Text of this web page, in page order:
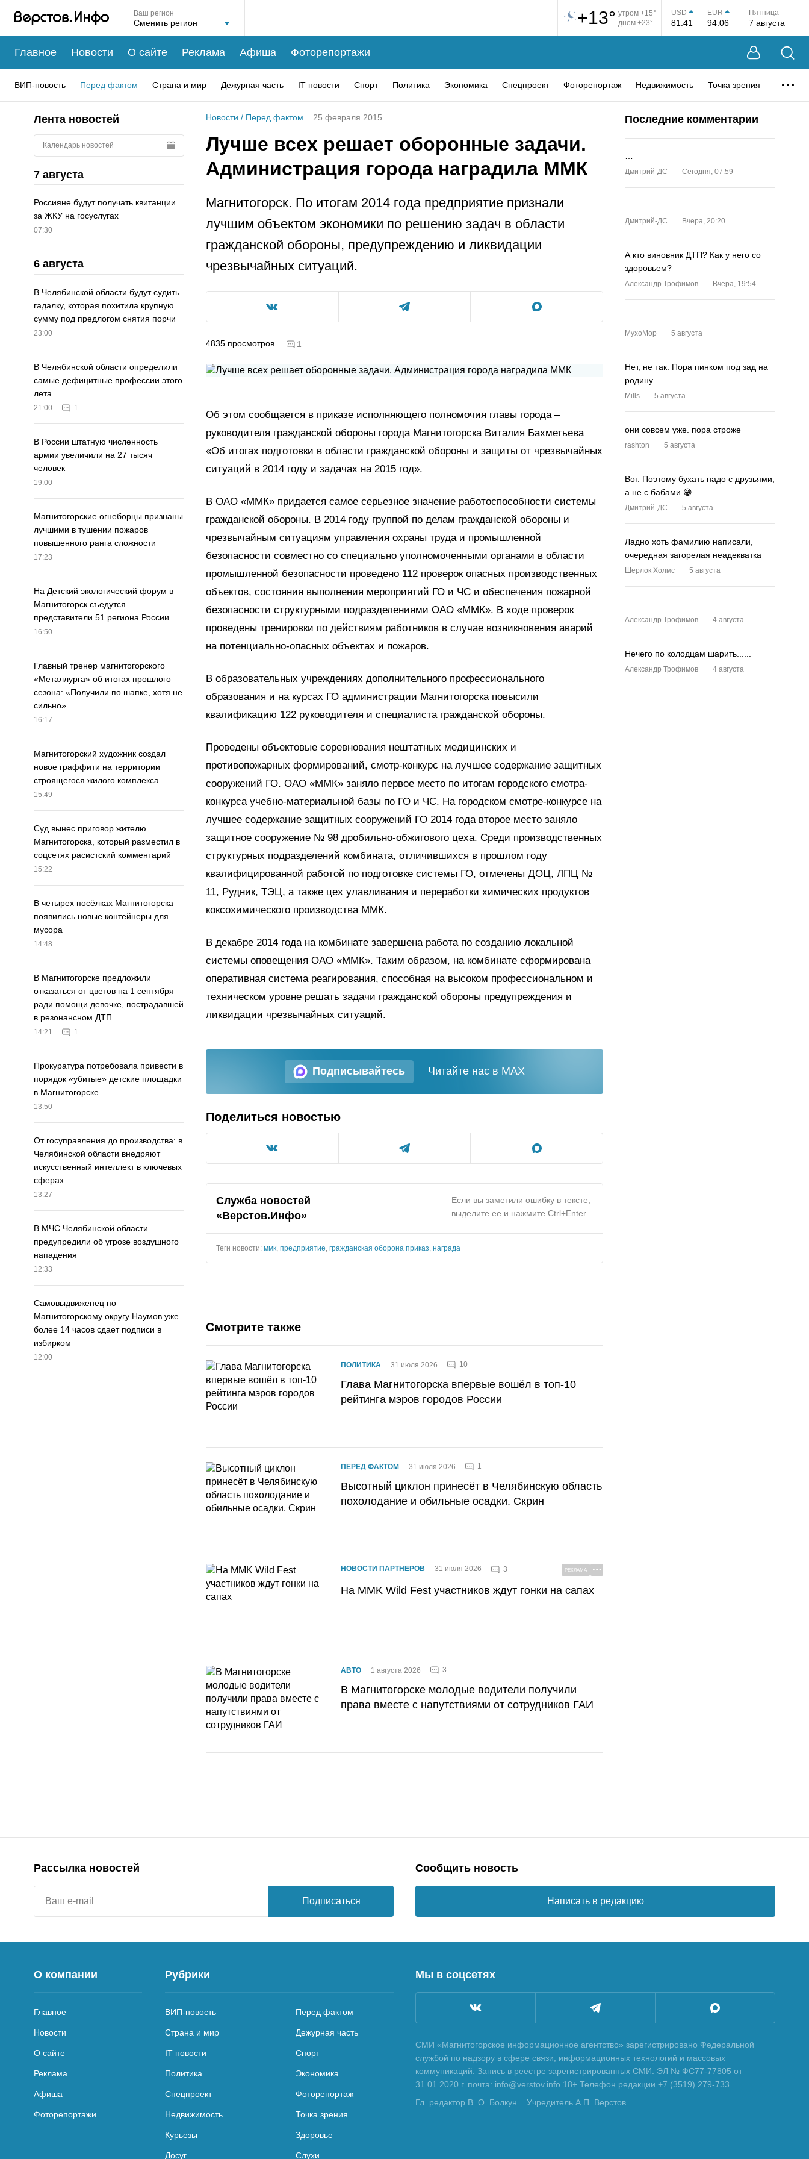
Ваш регион +13° утром +15°
днем +23°
USD
81.41
EUR
94.06
Пятница
7 августа
Главное Новости О сайте Реклама Афиша Фоторепортажи
ВИП-новость Перед фактом Страна и мир Дежурная часть IT новости Спорт Политика Экономика Спецпроект Фоторепортаж Недвижимость Точка зрения
Лента новостей
Календарь новостей
7 августа
Россияне будут получать квитанции
за ЖКУ на госуслугах
07:30
6 августа
В Челябинской области будут судить
гадалку, которая похитила крупную
сумму под предлогом снятия порчи
23:00
В Челябинской области определили
самые дефицитные профессии этого
лета
21:00 1
В России штатную численность
армии увеличили на 27 тысяч
человек
19:00
Магнитогорские огнеборцы признаны
лучшими в тушении пожаров
повышенного ранга сложности
17:23
На Детский экологический форум в
Магнитогорск съедутся
представители 51 региона России
16:50
Главный тренер магнитогорского
«Металлурга» об итогах прошлого
сезона: «Получили по шапке, хотя не
сильно»
16:17
Магнитогорский художник создал
новое граффити на территории
строящегося жилого комплекса
15:49
Суд вынес приговор жителю
Магнитогорска, который разместил в
соцсетях расистский комментарий
15:22
В четырех посёлках Магнитогорска
появились новые контейнеры для
мусора
14:48
В Магнитогорске предложили
отказаться от цветов на 1 сентября
ради помощи девочке, пострадавшей
в резонансном ДТП
14:21 1
Прокуратура потребовала привести в
порядок «убитые» детские площадки
в Магнитогорске
13:50
От госуправления до производства: в
Челябинской области внедряют
искусственный интеллект в ключевых
сферах
13:27
В МЧС Челябинской области
предупредили об угрозе воздушного
нападения
12:33
Самовыдвиженец по
Магнитогорскому округу Наумов уже
более 14 часов сдает подписи в
избирком
12:00
Новости / Перед фактом 25 февраля 2015
Лучше всех решает оборонные задачи.
Администрация города наградила ММК
Магнитогорск. По итогам 2014 года предприятие признали
лучшим объектом экономики по решению задач в области
гражданской обороны, предупреждению и ликвидации
чрезвычайных ситуаций.
4835 просмотров 1
Об этом сообщается в приказе исполняющего полномочия главы города –
руководителя гражданской обороны города Магнитогорска Виталия Бахметьева
«Об итогах подготовки в области гражданской обороны и защиты от чрезвычайных
ситуаций в 2014 году и задачах на 2015 год».
В ОАО «ММК» придается самое серьезное значение работоспособности системы
гражданской обороны. В 2014 году группой по делам гражданской обороны и
чрезвычайным ситуациям управления охраны труда и промышленной
безопасности совместно со специально уполномоченными органами в области
промышленной безопасности проведено 112 проверок опасных производственных
объектов, состояния выполнения мероприятий ГО и ЧС и обеспечения пожарной
безопасности структурными подразделениями ОАО «ММК». В ходе проверок
проведены тренировки по действиям работников в случае возникновения аварий
на потенциально-опасных объектах и пожаров.
В образовательных учреждениях дополнительного профессионального
образования и на курсах ГО администрации Магнитогорска повысили
квалификацию 122 руководителя и специалиста гражданской обороны.
Проведены объектовые соревнования нештатных медицинских и
противопожарных формирований, смотр-конкурс на лучшее содержание защитных
сооружений ГО. ОАО «ММК» заняло первое место по итогам городского смотра-
конкурса учебно-материальной базы по ГО и ЧС. На городском смотре-конкурсе на
лучшее содержание защитных сооружений ГО 2014 года второе место заняло
защитное сооружение № 98 дробильно-обжигового цеха. Среди производственных
структурных подразделений комбината, отличившихся в прошлом году
квалифицированной работой по подготовке системы ГО, отмечены ДОЦ, ЛПЦ №
11, Рудник, ТЭЦ, а также цех улавливания и переработки химических продуктов
коксохимического производства ММК.
В декабре 2014 года на комбинате завершена работа по созданию локальной
системы оповещения ОАО «ММК». Таким образом, на комбинате сформирована
оперативная система реагирования, способная на высоком профессиональном и
техническом уровне решать задачи гражданской обороны предупреждения и
ликвидации чрезвычайных ситуаций.
Подписывайтесь Читайте нас в MAX
Поделиться новостью
Служба новостей
«Верстов.Инфо»
Если вы заметили ошибку в тексте,
выделите ее и нажмите Ctrl+Enter
Теги новости: ммк предприятие гражданская оборона приказ награда
Смотрите также
ПОЛИТИКА 31 июля 2026 10
Глава Магнитогорска впервые вошёл в топ-10
рейтинга мэров городов России
ПЕРЕД ФАКТОМ 31 июля 2026 1
Высотный циклон принесёт в Челябинскую область
похолодание и обильные осадки. Скрин
НОВОСТИ ПАРТНЕРОВ 31 июля 2026 3 РЕКЛАМА
На MMK Wild Fest участников ждут гонки на сапах
АВТО 1 августа 2026 3
В Магнитогорске молодые водители получили
права вместе с напутствиями от сотрудников ГАИ
Последние комментарии
Дмитрий-ДС Сегодня, 07:59
Дмитрий-ДС Вчера, 20:20
А кто виновник ДТП? Как у него со
здоровьем?
Александр Трофимов Вчера, 19:54
MyxoMop 5 августа
Нет, не так. Пора пинком под зад на
родину.
Mills 5 августа
они совсем уже. пора строже
rashton 5 августа
Вот. Поэтому бухать надо с друзьями,
а не с бабами 😁
Дмитрий-ДС 5 августа
Ладно хоть фамилию написали,
очередная загорелая неадекватка
Шерлок Холмс 5 августа
Александр Трофимов 4 августа
Нечего по колодцам шарить......
Александр Трофимов 4 августа
Рассылка новостей
Подписаться
Сообщить новость
Написать в редакцию
О компании
Главное
Новости
О сайте
Реклама
Афиша
Фоторепортажи
Рубрики
ВИП-новость Перед фактом
Страна и мир Дежурная часть
IT новости Спорт
Политика Экономика
Спецпроект Фоторепортаж
Недвижимость Точка зрения
Курьезы Здоровье
Досуг Слухи
Мы в соцсетях
СМИ «Магнитогорское информационное агентство» зарегистрировано Федеральной
службой по надзору в сфере связи, информационных технологий и массовых
коммуникаций. Запись в реестре зарегистрированных СМИ: ЭЛ № ФС77-77805 от
31.01.2020 г. почта: info@verstov.info 18+ Телефон редакции +7 (3519) 279-733
Гл. редактор В. О. Болкун
Учредитель А.П. Верстов